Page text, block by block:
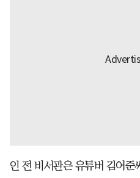
인 전 비서관은 유튜버 김어준